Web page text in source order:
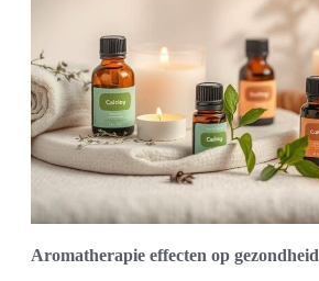
Aromatherapie effecten op gezondheid